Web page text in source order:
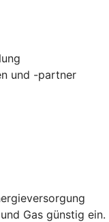
und -partner
Gas günstig ein.